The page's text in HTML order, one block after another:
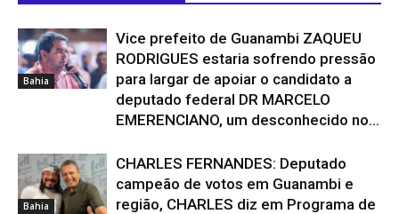
Bahia
Vice prefeito de Guanambi ZAQUEU
RODRIGUES estaria sofrendo pressão
para largar de apoiar o candidato a
deputado federal DR MARCELO
EMERENCIANO, um desconhecido no...
Bahia
CHARLES FERNANDES: Deputado
campeão de votos em Guanambi e
região, CHARLES diz em Programa de